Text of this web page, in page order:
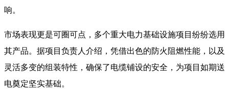
响。
市场表现更是可圈可点，多个重大电力基础设施项目纷纷选用
其产品。据项目负责人介绍，凭借出色的防火阻燃性能，以及
灵活多变的组装特性，确保了电缆铺设的安全，为项目如期送
电奠定坚实基础。